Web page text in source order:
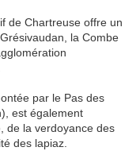
de Chartreuse offre un
la Combe
par le Pas des
est également
de la verdoyance des
des lapiaz.